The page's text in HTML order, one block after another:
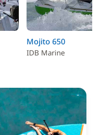
Mojito 650
IDB Marine